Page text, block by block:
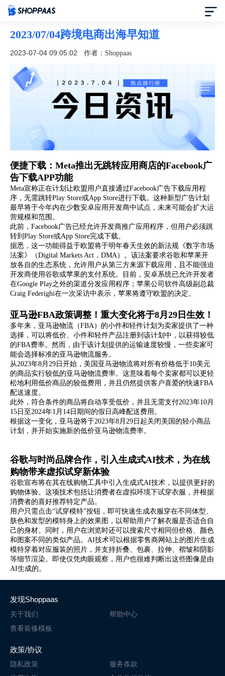
首页
定价
模板中心
合作伙伴
帮助中心
了解我们
简体中文
登录 免费使用
2023/07/04跨境电商出海早知道
2023-07-04 09:05:02 作者：Shoppaas
便捷下载：Meta推出无跳转应用商店的Facebook广
告下载APP功能
Meta宣称正在计划让欧盟用户直接通过Facebook广告下载应用程
序，无需跳转Play Store或App Store进行下载。这种新型广告计划
最早将于今年内在少数安卓应用开发商中试点，未来可能会扩大运
营规模和范围。
此前，Facebook广告已经允许开发商推广应用程序，但用户必须跳
转到Play Store或App Store完成下载。
据悉，这一功能得益于欧盟将于明年春天生效的新法规《数字市场
法案》（Digital Markets Act，DMA）。该法案要求谷歌和苹果开
放各自的生态系统，允许用户从第三方来源下载应用，且不能强迫
开发商使用谷歌或苹果的支付系统。目前，安卓系统已允许开发者
在Google Play之外的渠道分发应用程序；苹果公司软件高级副总裁
Craig Federighi在一次采访中表示，苹果将遵守欧盟的决定。
亚马逊FBA政策调整！重大变化将于8月29日生效！
多年来，亚马逊物流（FBA）的小件和轻件计划为卖家提供了一种
选择，可以将低价、小件和轻件产品注册到该计划中，以获得较低
的FBA费率。然而，由于该计划提供的运输速度较慢，一些卖家可
能会选择标准的亚马逊物流服务。
从2023年8月29日开始，美国亚马逊物流将对所有价格低于10美元
的商品实行较低的亚马逊物流费率。这意味着每个卖家都可以更轻
松地利用低价商品的较低费用，并且仍然提供客户喜爱的快速FBA
配送速度。
此外，符合条件的商品将自动享受低价，并且无需支付2023年10月
15日至2024年1月14日期间的假日高峰配送费用。
根据这一变化，亚马逊将于2023年8月29日起关闭美国的轻小商品
计划，并开始实施新的低价亚马逊物流费率。
谷歌与时尚品牌合作，引入生成式AI技术，为在线
购物带来虚拟试穿新体验
谷歌宣布将在其在线购物工具中引入生成式AI技术，以提供更好的
购物体验。这项技术包括让消费者在虚拟环境下试穿衣服，并根据
消费者的喜好推荐特定产品。
用户只需点击“试穿模特”按钮，即可快速生成衣服穿在不同体型、
肤色和发型的模特身上的效果图，以帮助用户了解衣服是否适合自
己的身材。同时，用户在浏览时还可以搜索尺寸相同但价格、颜色
和图案不同的类似产品。AI技术可以根据零售商网站上的图片生成
模特穿着对应服装的照片，并支持折叠、包裹、拉伸、褶皱和阴影
等细节渲染。即使仅凭肉眼观察，用户也很难判断出这些图像是由
AI生成的。
发现Shoppaas
关于我们
帮助中心
查看装修模板
政策/协议
隐私政策
服务条款